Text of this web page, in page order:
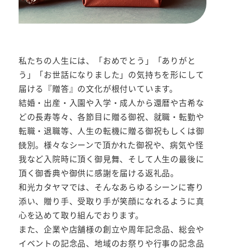
私たちの人生には、「おめでとう」「ありがと
う」「お世話になりました」の気持ちを形にして
届ける『贈答』の文化が根付いています。
結婚・出産・入園や入学・成人から還暦や古希な
どの長寿等々、各節目に贈る御祝、就職・転勤や
転職・退職等、人生の転機に贈る御祝もしくは御
餞別。様々なシーンで頂かれた御祝や、病気や怪
我など入院時に頂く御見舞、そして人生の最後に
頂く御香典や御供に感謝を届ける返礼品。
和光カタヤマでは、そんなあらゆるシーンに寄り
添い、贈り手、受取り手が笑顔になれるように真
心を込めて取り組んでおります。
また、企業や店舗様の創立や周年記念品、総会や
イベントの記念品、地域のお祭りや行事の記念品